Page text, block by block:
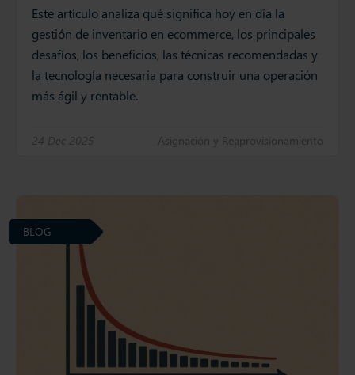
Este artículo analiza qué significa hoy en día la
gestión de inventario en ecommerce, los principales
desafíos, los beneficios, las técnicas recomendadas y
la tecnología necesaria para construir una operación
más ágil y rentable.
24 Dec 2025 Asignación y Reaprovisionamiento
BLOG